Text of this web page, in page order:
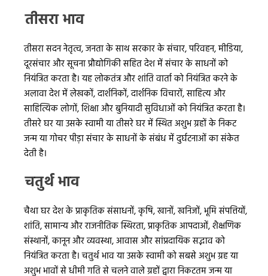
तीसरा भाव
तीसरा सदन नेतृत्व, जनता के साथ सरकार के संचार, परिवहन, मीडिया,
दूरसंचार और सूचना प्रौद्योगिकी सहित देश में संचार के साधनों को
नियंत्रित करता है। यह लोकतंत्र और शांति वार्ता को नियंत्रित करने के
अलावा देश में लेखकों, दार्शनिकों, दार्शनिक विचारों, साहित्य और
साहित्यिक लोगों, शिक्षा और बुनियादी सुविधाओं को नियंत्रित करता है।
तीसरे घर या उसके स्वामी या तीसरे घर में स्थित अशुभ ग्रहों के निकट
जन्म या गोचर पीड़ा संचार के साधनों के संबंध में दुर्घटनाओं का संकेत
देती है।
चतुर्थ भाव
चैथा घर देश के प्राकृतिक संसाधनों, कृषि, खानों, खनिजों, भूमि संपत्तियों,
शांति, सामान्य और राजनीतिक स्थिरता, प्राकृतिक आपदाओं, शैक्षणिक
संस्थानों, कानून और व्यवस्था, आवास और सांप्रदायिक सद्भाव को
नियंत्रित करता है। चतुर्थ भाव या उसके स्वामी को सबसे अशुभ ग्रह या
अशुभ भावों से धीमी गति से चलने वाले ग्रहों द्वारा निकटतम जन्म या